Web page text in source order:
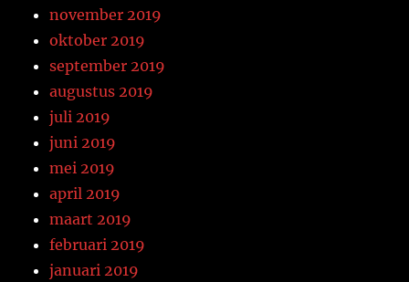
november 2019
oktober 2019
september 2019
augustus 2019
juli 2019
juni 2019
mei 2019
april 2019
maart 2019
februari 2019
januari 2019